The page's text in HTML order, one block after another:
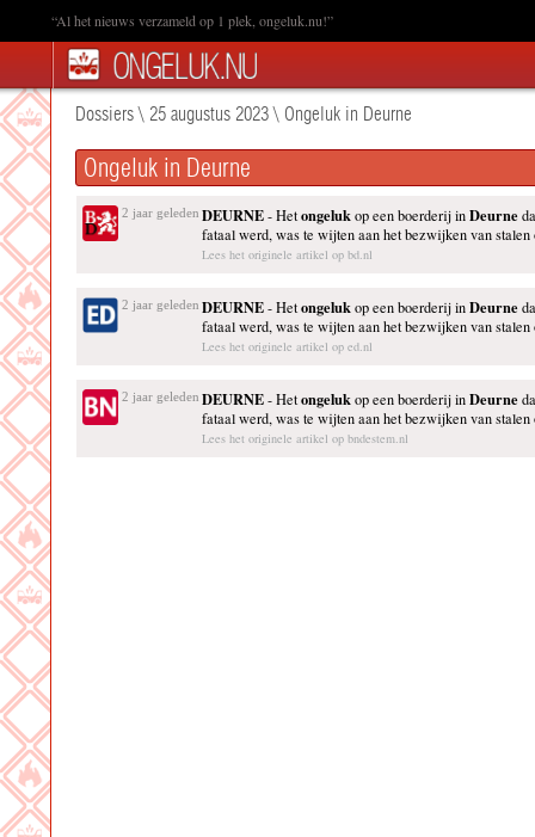
“Al het nieuws verzameld op 1 plek, ongeluk.nu!”
Dossiers\ 25 augustus 2023\ Ongeluk in Deurne
Ongeluk in Deurne
2 jaar geleden DEURNE- Hetongelukop een boerderij inDeurne
fataal werd, was te wijten aan het bezwijken van stalen
Lees het originele artikel op bd.nl
2 jaar geleden DEURNE- Hetongelukop een boerderij inDeurne
fataal werd, was te wijten aan het bezwijken van stalen
Lees het originele artikel op ed.nl
2 jaar geleden DEURNE- Hetongelukop een boerderij inDeurne
fataal werd, was te wijten aan het bezwijken van stalen
Lees het originele artikel op bndestem.nl